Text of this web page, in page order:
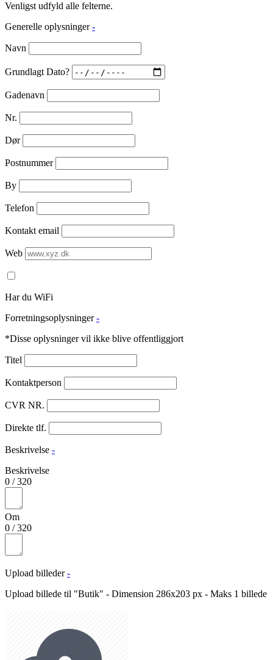
Venligst udfyld alle felterne.
Generelle oplysninger -
Navn
Grundlagt Dato?
Gadenavn
Nr.
Dør
Postnummer
By
Telefon
Kontakt email
Web
Har du WiFi
Forretningsoplysninger -
*Disse oplysninger vil ikke blive offentliggjort
Titel
Kontaktperson
CVR NR.
Direkte tlf.
Beskrivelse -
Beskrivelse
0 /320
Om
0 /320
Upload billeder -
Upload billede til "Butik" - Dimension 286x203 px - Maks 1 billede